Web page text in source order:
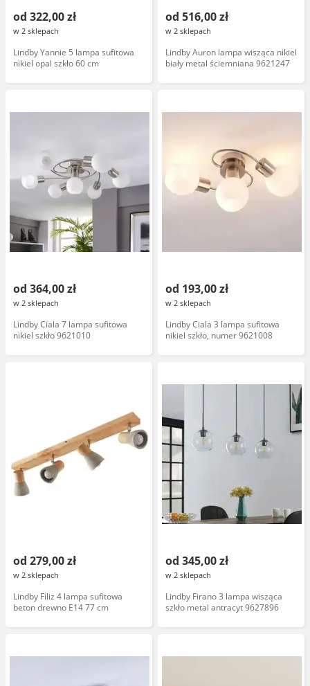
od 322,00 zł
w 2 sklepach
Lindby Yannie 5 lampa sufitowa
nikiel opal szkło 60 cm
od 516,00 zł
w 2 sklepach
Lindby Auron lampa wisząca nikiel
biały metal ściemniana 9621247
od 364,00 zł
w 2 sklepach
Lindby Ciala 7 lampa sufitowa
nikiel szkło 9621010
od 193,00 zł
w 2 sklepach
Lindby Ciala 3 lampa sufitowa
nikiel szkło, numer 9621008
od 279,00 zł
w 2 sklepach
Lindby Filiz 4 lampa sufitowa
beton drewno E14 77 cm
od 345,00 zł
w 2 sklepach
Lindby Firano 3 lampa wisząca
szkło metal antracyt 9627896